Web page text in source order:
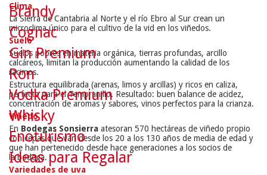
Clima
La Sierra de Cantabria al Norte y el río Ebro al Sur crean un
microclima único para el cultivo de la vid en los viñedos.
Suelo
Suelos pobres en materia orgánica, tierras profundas, arcillo
calcáreos, limitan la producción aumentando la calidad de los
racimos.
Estructura equilibrada (arenas, limos y arcillas) y ricos en caliza,
perfecto para el Tempranillo. Resultado: buen balance de acidez,
concentración de aromas y sabores, vinos perfectos para la crianza.
Viñedo
En Bodegas Sonsierra atesoran 570 hectáreas de viñedo propio
con cepas que van desde los 20 a los 130 años de media de edad y
que han pertenecido desde hace generaciones a los socios de
la bodega.
Variedades de uva
Brandy
Cognac
Gin Premium
Ron
Vodka Premium
Whisky
Enoturismo
Ideas para Regalar